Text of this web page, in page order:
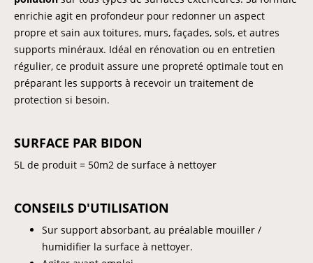
enrichie agit en profondeur pour redonner un aspect
propre et sain aux toitures, murs, façades, sols, et autres
supports minéraux. Idéal en rénovation ou en entretien
régulier, ce produit assure une propreté optimale tout en
préparant les supports à recevoir un traitement de
protection si besoin.
SURFACE PAR BIDON
5L de produit = 50m2 de surface à nettoyer
CONSEILS D'UTILISATION
Sur support absorbant, au préalable mouiller /
humidifier la surface à nettoyer.